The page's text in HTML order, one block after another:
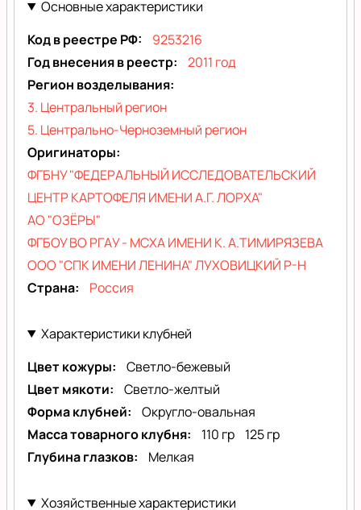
УтроОсновные характеристики
Код в реестре РФ
9253216
Год внесения в реестр
2011 год
Регион возделывания
3. Центральный регион
5. Центрально-Черноземный регион
Оригинаторы
ФГБНУ "ФЕДЕРАЛЬНЫЙ ИССЛЕДОВАТЕЛЬСКИЙ
ЦЕНТР КАРТОФЕЛЯ ИМЕНИ А.Г. ЛОРХА"
АО "ОЗЁРЫ"
ФГБОУ ВО РГАУ - МСХА ИМЕНИ К. А.ТИМИРЯЗЕВА
ООО "СПК ИМЕНИ ЛЕНИНА" ЛУХОВИЦКИЙ Р-Н
Страна
Россия
Характеристики клубней
Цвет кожуры
Светло-бежевый
Цвет мякоти
Светло-желтый
Форма клубней
Округло-овальная
Масса товарного клубня
110 гр
125 гр
Глубина глазков
Мелкая
Хозяйственные характеристики